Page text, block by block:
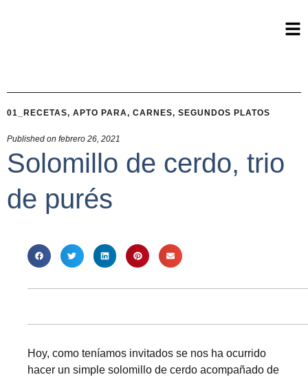
01_RECETAS, APTO PARA, CARNES, SEGUNDOS PLATOS
Published on febrero 26, 2021
Solomillo de cerdo, trio
de purés
Hoy, como teníamos invitados se nos ha ocurrido
hacer un simple solomillo de cerdo acompañado de